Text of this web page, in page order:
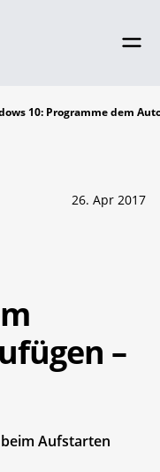
10: Programme dem
26. Apr 2017
–
Aufstarten